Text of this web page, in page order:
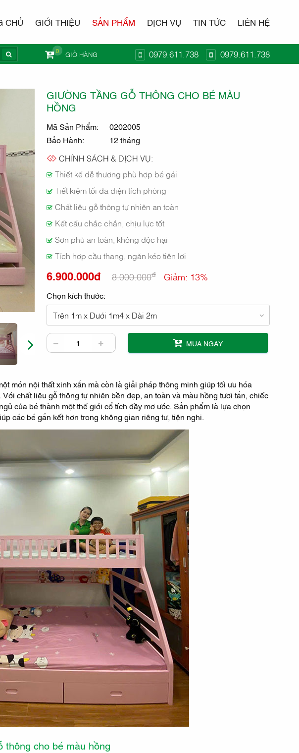
CHỦ GIỚI THIỆU SẢN PHẨM DỊCH VỤ TIN TỨC LIÊN HỆ
GIỎ HÀNG
0 0979.611.738 0979.611.738
KIDO
NEXT
GIƯỜNG TẦNG GỖ THÔNG CHO BÉ MÀU
HỒNG
Mã Sản Phẩm:
0202005
Bảo Hành:
12 tháng
CHÍNH SÁCH & DỊCH VỤ:
Thiết kế dễ thương phù hợp bé gái
Tiết kiệm tối đa diện tích phòng
Chất liệu gỗ thông tự nhiên an toàn
Kết cấu chắc chắn, chịu lực tốt
Sơn phủ an toàn, không độc hại
Tích hợp cầu thang, ngăn kéo tiện lợi
6.900.000đ 8.000.000đ Giảm: 13%
Chọn kích thước:
Trên 1m x Dưới 1m4 x Dài 2m
MUA NGAY
món nội thất xinh xắn mà còn là giải pháp thông minh giúp tối ưu hóa
chất liệu gỗ thông tự nhiên bền đẹp, an toàn và màu hồng tươi tắn, chiếc
của bé thành một thế giới cổ tích đầy mơ ước. Sản phẩm là lựa chọn
các bé gắn kết hơn trong không gian riêng tư, tiện nghi.
thông cho bé màu hồng